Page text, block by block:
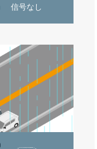
信号なし